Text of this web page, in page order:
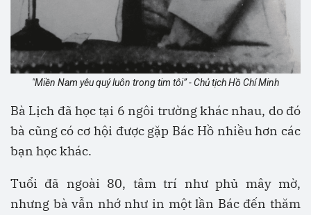
"Miền Nam yêu quý luôn trong tim tôi” - Chủ tịch Hồ Chí Minh
Bà Lịch đã học tại 6 ngôi trường khác nhau, do đó
bà cũng có cơ hội được gặp Bác Hồ nhiều hơn các
bạn học khác.
Tuổi đã ngoài 80, tâm trí như phủ mây mờ,
nhưng bà vẫn nhớ như in một lần Bác đến thăm